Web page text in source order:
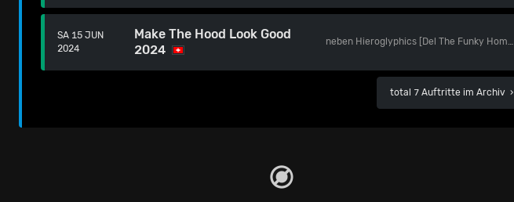
SA 15 JUN
2024
Make The Hood Look Good
2024
neben Hieroglyphics [Del The Funky Homosapien / Souls Of Mischief / Casual / Pep Love / Domino / DJ Toure]
total 7 Auftritte im Archiv›